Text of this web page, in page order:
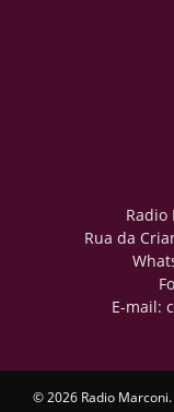
Radio
Rua da
E-mail:
© 2026 Radio